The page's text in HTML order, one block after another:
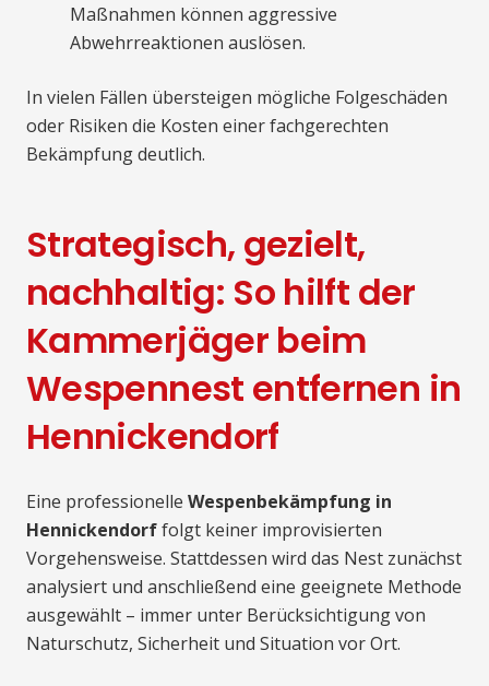
Maßnahmen können aggressive
Abwehrreaktionen auslösen.
In vielen Fällen übersteigen mögliche Folgeschäden
oder Risiken die Kosten einer fachgerechten
Bekämpfung deutlich.
Strategisch, gezielt,
nachhaltig: So hilft der
Kammerjäger beim
Wespennest entfernen in
Hennickendorf
Eine professionelle Wespenbekämpfung in
Hennickendorffolgt keiner improvisierten
Vorgehensweise. Stattdessen wird das Nest zunächst
analysiert und anschließend eine geeignete Methode
ausgewählt – immer unter Berücksichtigung von
Naturschutz, Sicherheit und Situation vor Ort.